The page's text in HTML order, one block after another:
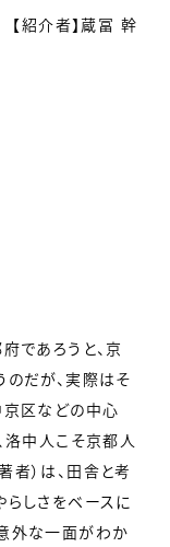
【紹介者】蔵冨 幹
であろうと、京
のだが、実際はそ
京区などの中心
洛中人こそ京都人
）は、田舎と考
らしさをベースに
外な一面がわか